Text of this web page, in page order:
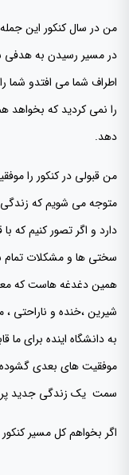
من در سال کنکور این
در مسیر رسیدن به هدفی
اطراف شما می افتدو
را نمی کردید که بخواهد
دهد.
من قبولی در کنکور را
متوجه می شویم که
دارد و اگر تصور کنیم که
سختی ها و مشکلات تمام
همین دغدغه هاست که
شیرین ،خنده و ناراحتی
به دانشگاه اینده برای ما
موفقیت های بعدی
سمت یک زندگی جدید پر
اگر بخواهم کل مسیر